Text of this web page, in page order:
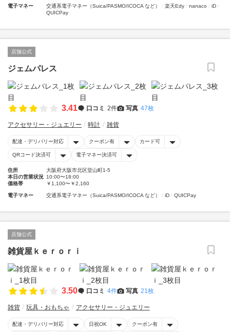
電子マネー 交通系電子マネー（Suica/PASMO/ICOCA など） 楽天Edy nanaco
iD
QUICPay
店舗公式
ジェムパレス
3.41 口コミ 2件 写真 47枚
アクセサリー・ジュエリー 時計 雑貨
配達・デリバリー対応 クーポン有 カード可
QRコード決済可 電子マネー決済可
住所
大阪府大阪市北区堂山町1-5
本日の営業状況 10:00〜18:00
価格帯
￥1,100〜￥2,160
電子マネー 交通系電子マネー（Suica/PASMO/ICOCA など） iD QUICPay
店舗公式
雑貨屋ｋｅｒｏｒｉ
3.50 口コミ 4件 写真 21枚
雑貨 玩具・おもちゃ アクセサリー・ジュエリー
配達・デリバリー対応 日祝OK クーポン有